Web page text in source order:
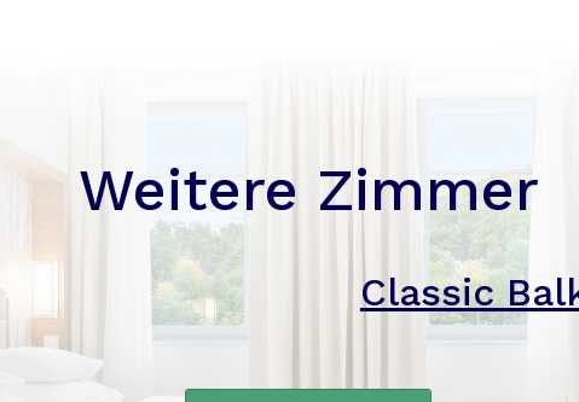
Weitere Zimmer
Classic